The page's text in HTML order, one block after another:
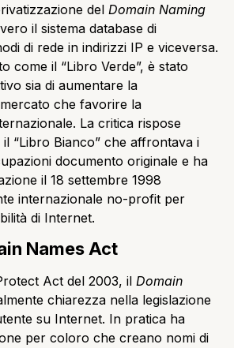
del Domain Naming
il sistema database di
di rede in indirizzi IP e viceversa.
come il “Libro Verde”, è stato
sia di aumentare la
che favorire la
La critica rispose
“Libro Bianco” che affrontava i
documento originale e ha
il 18 settembre 1998
internazionale no-profit per
di Internet.
Names Act
Act del 2003, il Domain
chiarezza nella legislazione
su Internet. In pratica ha
per coloro che creano nomi di